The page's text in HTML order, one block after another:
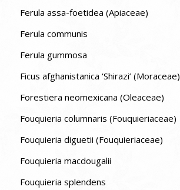
Ferula assa-foetidea (Apiaceae)
Ferula communis
Ferula gummosa
Ficus afghanistanica ‘Shirazi’ (Moraceae)
Forestiera neomexicana (Oleaceae)
Fouquieria columnaris (Fouquieriaceae)
Fouquieria diguetii (Fouquieriaceae)
Fouquieria macdougalii
Fouquieria splendens